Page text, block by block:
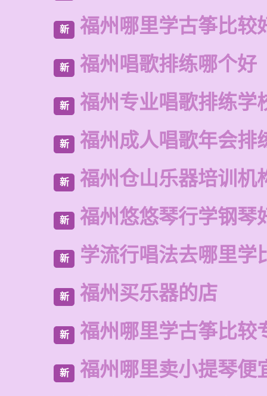
新 福州哪里学古筝比较
新 福州唱歌排练哪个好
新 福州专业唱歌排练学
新 福州成人唱歌年会排
新 福州仓山乐器培训机
新 福州悠悠琴行学钢琴
新 学流行唱法去哪里学
新 福州买乐器的店
新 福州哪里学古筝比较
新 福州哪里卖小提琴便